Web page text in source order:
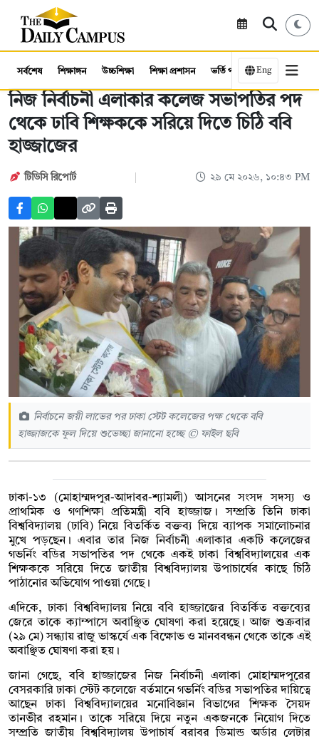
সর্বশেষ শিক্ষাঙ্গন উচ্চশিক্ষা শিক্ষা প্রশাসন ভর্তি পরীক্ষা কর্মসংস্থান
Eng
নিজ নির্বাচনী এলাকার কলেজ সভাপতির পদ
থেকে ঢাবি শিক্ষককে সরিয়ে দিতে চিঠি ববি
হাজ্জাজের
টিডিসি রিপোর্ট ২৯ মে ২০২৬, ১০:৪৩ PM
নির্বাচনে জয়ী লাভের পর ঢাকা স্টেট কলেজের পক্ষ থেকে ববি
হাজ্জাজকে ফুল দিয়ে শুভেচ্ছা জানানো হচ্ছে © ফাইল ছবি
ঢাকা-১৩ (মোহাম্মদপুর-আদাবর-শ্যামলী) আসনের সংসদ সদস্য ও
প্রাথমিক ও গণশিক্ষা প্রতিমন্ত্রী ববি হাজ্জাজ। সম্প্রতি তিনি ঢাকা
বিশ্ববিদ্যালয় (ঢাবি) নিয়ে বিতর্কিত বক্তব্য দিয়ে ব্যাপক সমালোচনার
মুখে পড়ছেন। এবার তার নিজ নির্বাচনী এলাকার একটি কলেজের
গভর্নিং বডির সভাপতির পদ থেকে একই ঢাকা বিশ্ববিদ্যালয়ের এক
শিক্ষককে সরিয়ে দিতে জাতীয় বিশ্ববিদ্যালয় উপাচার্যের কাছে চিঠি
পাঠানোর অভিযোগ পাওয়া গেছে।
এদিকে, ঢাকা বিশ্ববিদ্যালয় নিয়ে ববি হাজ্জাজের বিতর্কিত বক্তব্যের
জেরে তাকে ক্যাম্পাসে অবাঞ্ছিত ঘোষণা করা হয়েছে। আজ শুক্রবার
(২৯ মে) সন্ধ্যায় রাজু ভাস্কর্যে এক বিক্ষোভ ও মানববন্ধন থেকে তাকে এই
অবাঞ্ছিত ঘোষণা করা হয়।
জানা গেছে, ববি হাজ্জাজের নিজ নির্বাচনী এলাকা মোহাম্মদপুরের
বেসরকারি ঢাকা স্টেট কলেজে বর্তমানে গভর্নিং বডির সভাপতির দায়িত্বে
আছেন ঢাকা বিশ্ববিদ্যালয়ের মনোবিজ্ঞান বিভাগের শিক্ষক সৈয়দ
তানভীর রহমান। তাকে সরিয়ে দিয়ে নতুন একজনকে নিয়োগ দিতে
সম্প্রতি জাতীয় বিশ্ববিদ্যালয় উপাচার্য বরাবর ডিমান্ড অর্ডার লেটার